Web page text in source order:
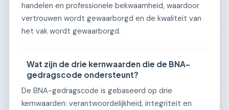
handelen en professionele bekwaamheid, waardoor
vertrouwen wordt gewaarborgd en de kwaliteit van
het vak wordt gewaarborgd.
Wat zijn de drie kernwaarden die de BNA-
gedragscode ondersteunt?
De BNA-gedragscode is gebaseerd op drie
kernwaarden: verantwoordelijkheid, integriteit en